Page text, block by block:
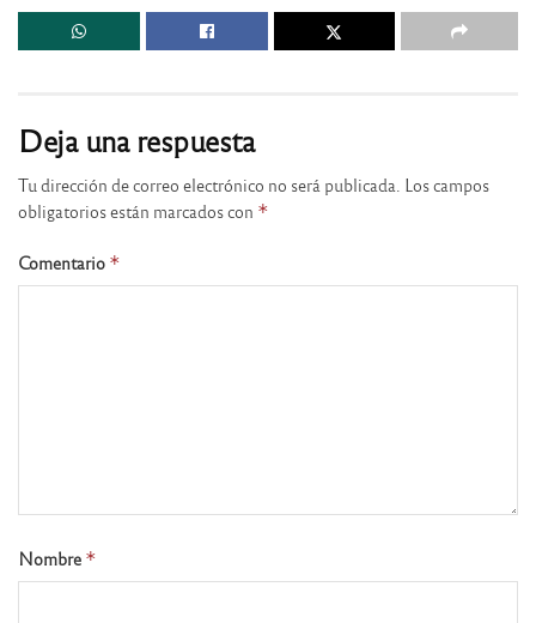
Deja una respuesta
Tu dirección de correo electrónico no será publicada. Los campos
obligatorios están marcados con *
Comentario *
Nombre *